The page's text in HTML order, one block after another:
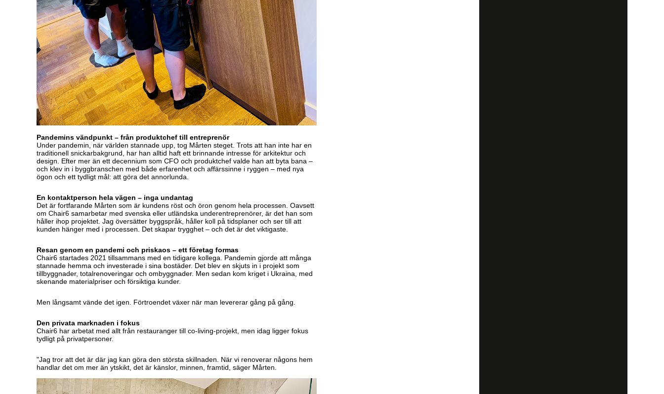
Pandemins vändpunkt – från produktchef till entreprenör
Under pandemin, när världen stannade upp, tog Mårten steget. Trots att han inte har en
traditionell snickarbakgrund, har han alltid haft ett brinnande intresse för arkitektur och
design. Efter mer än ett decennium som CFO och produktchef valde han att byta bana –
och klev in i byggbranschen med både erfarenhet och affärssinne i ryggen – med nya
ögon och ett tydligt mål: att göra det annorlunda.
En kontaktperson hela vägen – inga undantag
Det är fortfarande Mårten som är kundens röst och öron genom hela processen. Oavsett
om Chair6 samarbetar med svenska eller utländska underentreprenörer, är det han som
håller ihop projektet. Jag översätter byggspråk, håller koll på tidsplaner och ser till att
kunden hänger med i processen. Det skapar trygghet – och det är det viktigaste.
Resan genom en pandemi och priskaos – ett företag formas
Chair6 startades 2021 tillsammans med en tidigare kollega. Pandemin gjorde att många
stannade hemma och investerade i sina bostäder. Det blev en skjuts in i projekt som
tillbyggnader, totalrenoveringar och ombyggnader. Men sedan kom kriget i Ukraina, med
skenande materialpriser och försiktiga kunder.
Men långsamt vände det igen. Förtroendet växer när man levererar gång på gång.
Den privata marknaden i fokus
Chair6 har arbetat med allt från restauranger till co-living-projekt, men idag ligger fokus
tydligt på privatpersoner.
"Jag tror att det är där jag kan göra den största skillnaden. När vi renoverar någons hem
handlar det om mer än ytskikt, det är känslor, minnen, framtid, säger Mårten.